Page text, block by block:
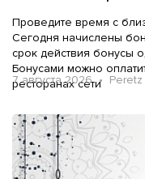
Проведите время с
Сегодня начислены
срок действия бонусы
Бонусами можно
ресторанах сети
7 августа 2026 • Peretz